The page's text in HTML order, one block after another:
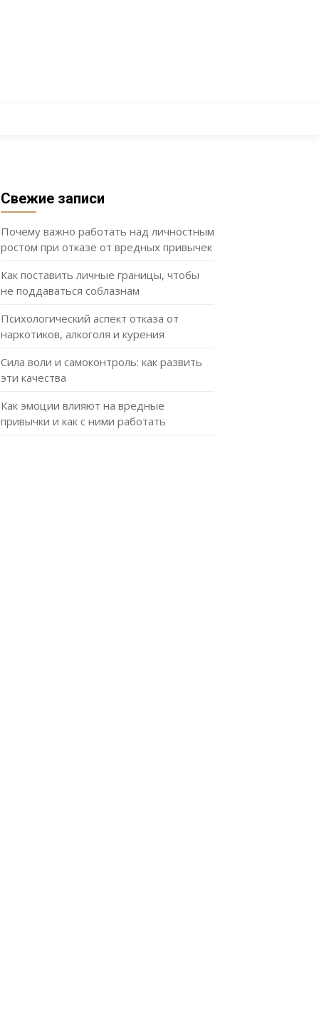
Свежие записи
Почему важно работать над личностным
ростом при отказе от вредных привычек
Как поставить личные границы, чтобы
не поддаваться соблазнам
Психологический аспект отказа от
наркотиков, алкоголя и курения
Сила воли и самоконтроль: как развить
эти качества
Как эмоции влияют на вредные
привычки и как с ними работать